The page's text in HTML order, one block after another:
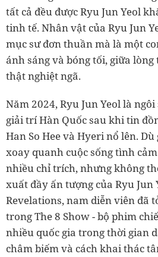
tất cả đều được Ryu Jun Yeol
tinh tế. Nhân vật của Ryu Jun
mục sư đơn thuần mà là một
ánh sáng và bóng tối, giữa
thật nghiệt ngã.
Năm 2024, Ryu Jun Yeol là
giải trí Hàn Quốc sau khi tin
Han So Hee và Hyeri nổ lên.
xoay quanh cuộc sống tình
nhiều chỉ trích, nhưng không
xuất đầy ấn tượng của Ryu Jun
Revelations, nam diễn viên đã
trong The 8 Show - bộ phim
nhiều quốc gia trong thời gian
châm biếm và cách khai thác